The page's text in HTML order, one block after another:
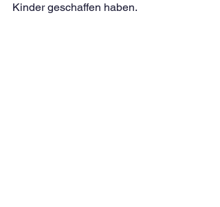
Kinder geschaffen haben.